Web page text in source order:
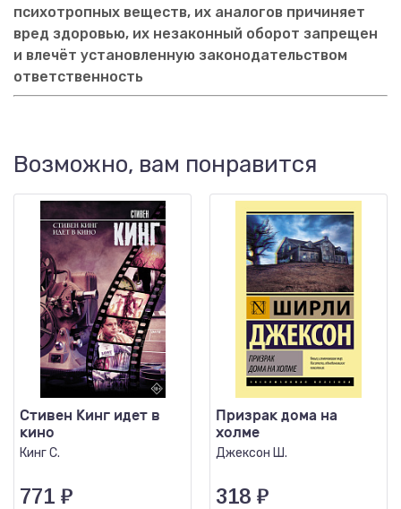
психотропных веществ, их аналогов причиняет
вред здоровью, их незаконный оборот запрещен
и влечёт установленную законодательством
ответственность
Возможно, вам понравится
Стивен Кинг идет в
кино
Кинг С.
771 ₽
Призрак дома на
холме
Джексон Ш.
318 ₽